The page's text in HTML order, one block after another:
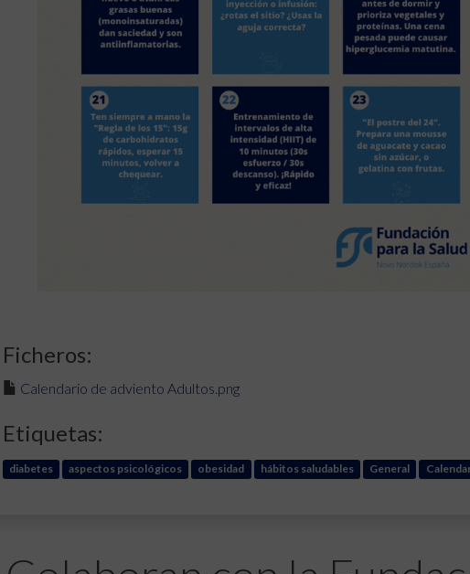
Ficheros:
Calendario de adviento Adultos.png
Etiquetas:
diabetes aspectos psicológicos obesidad hábitos saludables General